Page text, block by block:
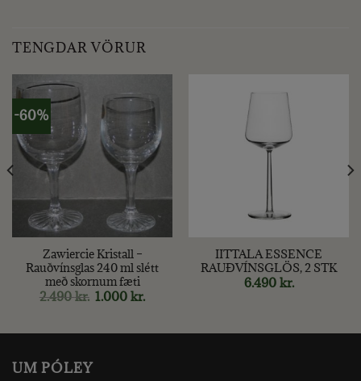
TENGDAR VÖRUR
-60%
Zawiercie Kristall –
Rauðvínsglas 240 ml slétt
með skornum fæti
2.490kr. Original
price
1.000kr.Current
price
IITTALA ESSENCE
RAUÐVÍNSGLÖS, 2 STK
6.490 kr.
UM PÓLEY